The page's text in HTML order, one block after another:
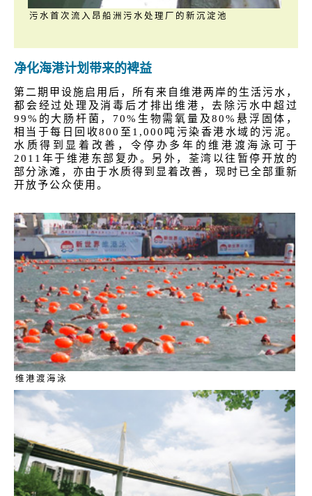
污水首次流入昂船洲污水处理厂的新沉淀池
净化海港计划带来的裨益
第二期甲设施启用后，所有来自维港两岸的生活污水，
都会经过处理及消毒后才排出维港，去除污水中超过
99%的大肠杆菌，70%生物需氧量及80%悬浮固体，
相当于每日回收800至1,000吨污染香港水域的污泥。
水质得到显着改善，令停办多年的维港渡海泳可于
2011年于维港东部复办。另外，荃湾以往暂停开放的
部分泳滩，亦由于水质得到显着改善，现时已全部重新
开放予公众使用。
维港渡海泳